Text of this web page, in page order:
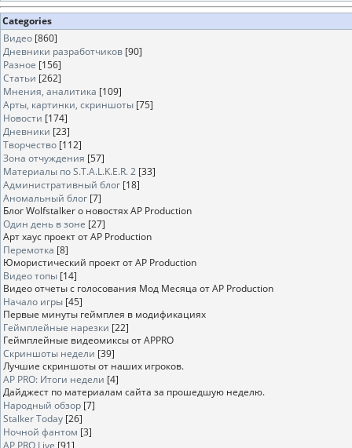
Categories
Видео [860]
Дневники разработчиков [90]
Разное [156]
Статьи [262]
Мнения, аналитика [109]
Арты, картинки, скриншоты [75]
Новости [174]
Дневники [23]
Творчество [112]
Зона отчуждения [57]
Материалы по S.T.A.L.K.E.R. 2 [33]
Административный блог [18]
Аномальный блог [7]
Блог Wolfstalker о новостях AP Production
Один день в зоне [27]
Арт хаус проект от AP Production
Перемотка [8]
Юмористический проект от AP Production
Видео топы [14]
Видео отчеты с голосования Мод Месяца от AP Production
Начало игры [45]
Первые минуты геймплея в модификациях
Геймплейные нарезки [22]
Геймплейные видеомиксы от APPRO
Скриншоты недели [39]
Лучшие скриншоты от наших игроков.
AP PRO: Итоги недели [4]
Дайджест по материалам сайта за прошедшую неделю.
Народный обзор [7]
Stalker Today [26]
Ночной фантом [3]
AP PRO Live [91]